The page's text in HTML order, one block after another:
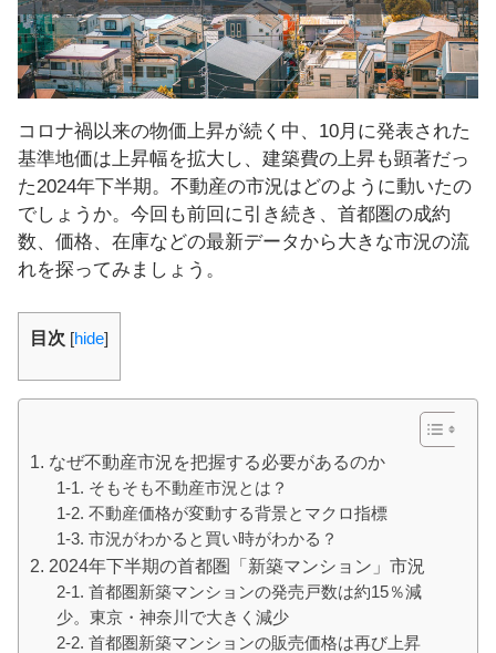
コロナ禍以来の物価上昇が続く中、10月に発表された
基準地価は上昇幅を拡大し、建築費の上昇も顕著だっ
た2024年下半期。不動産の市況はどのように動いたの
でしょうか。今回も前回に引き続き、首都圏の成約
数、価格、在庫などの最新データから大きな市況の流
れを探ってみましょう。
目次 [hide]
1. なぜ不動産市況を把握する必要があるのか
1-1. そもそも不動産市況とは？
1-2. 不動産価格が変動する背景とマクロ指標
1-3. 市況がわかると買い時がわかる？
2. 2024年下半期の首都圏「新築マンション」市況
2-1. 首都圏新築マンションの発売戸数は約15％減
少。東京・神奈川で大きく減少
2-2. 首都圏新築マンションの販売価格は再び上昇